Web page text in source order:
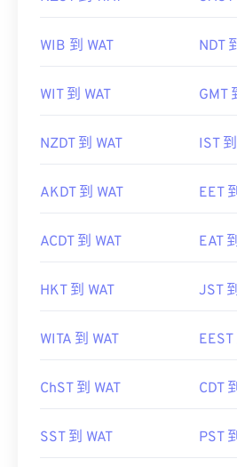
WIB 到 WAT NDT
WIT 到 WAT GMT
NZDT 到 WAT IST
AKDT 到 WAT EET
ACDT 到 WAT EAT
HKT 到 WAT JST
WITA 到 WAT EEST
ChST 到 WAT CDT
SST 到 WAT PST